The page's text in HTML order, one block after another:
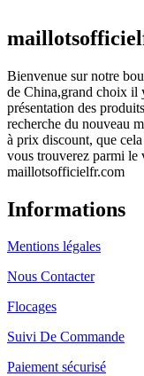
Bienvenue sur notre
de China,grand choix il
présentation des
recherche du nouveau
à prix discount, que
vous trouverez parmi le
maillotsofficielfr.com
Informations
Mentions légales
Nous Contacter
Flocages
Suivi De Commande
Paiement sécurisé